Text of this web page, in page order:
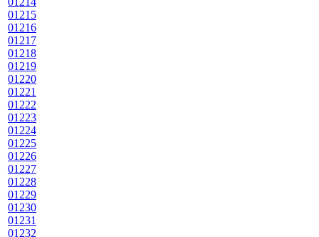
01215
01216
01217
01218
01219
01220
01221
01222
01223
01224
01225
01226
01227
01228
01229
01230
01231
01232